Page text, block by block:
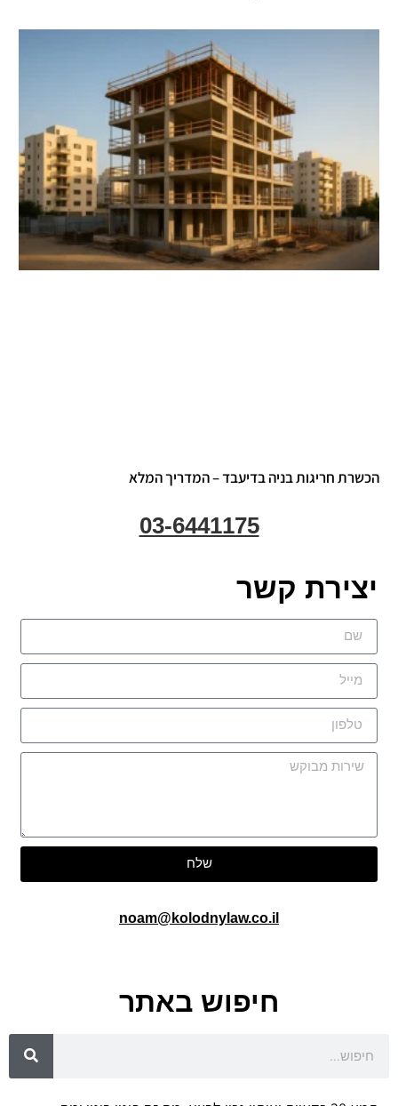
הכשרת חריגות בניה בדיעבד – המדריך המלא
03-6441175
יצירת קשר
שלח
noam@kolodnylaw.co.il
חיפוש באתר